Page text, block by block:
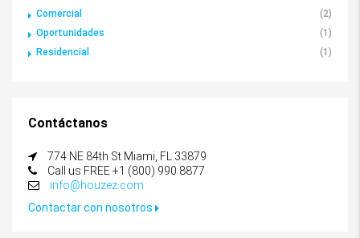
Comercial
(2)
Oportunidades
(1)
Residencial
(1)
Contáctanos
774 NE 84th St Miami, FL 33879
Call us FREE +1 (800) 990 8877
info@houzez.com
Contactar con nosotros